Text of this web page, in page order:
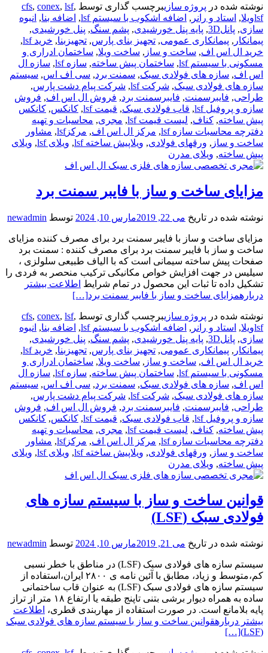
نوشته شده در پروژه سازیبرچسب گذاری توسط cfs, conex, lsf,
lsfویلا
, استاد و رانر , اضافه اشکوب با سیستم lsf , اضافه بنا, انبوه
سازی, پانل3D , پایه پنل خورشیدی, پشم سنگ, پنل خورشیدی,
پیمانکار , پیمانکاری عمومی, تجهیز بنای پارس, تجهیزبنا, خرید lsf
,
خرید ال اس اف, ساخت و ساز , ساخت ویلا, ساختمان ادراری و
مسکونی با سیستم lsf
, ساختمان پیش ساخته, سازه lsf , سازه ال
اس اف, سازه های فولادی سبک, سمنت برد, سی اف اس, سیستم
سازه های فولادی سبک, شرکت lsf , شرکت پیام دشت پارس,
طراحی, فایبرسمنت, فایبرسمنت برد, فروش ال اس اف, فروش
سازه و پروفیل lsf
, قاب فولادی سبک, قیمت lsf , کانکس, کانکس
پیش ساخته, کناف, لیست قیمت lsf , مجری, محاسبات و تهیه
دفترچه محاسبات سازه lsf
, مرکز ال اس اف, مرکزlsf , مشاور
ساخت و ساز , ورقهای فولادی, ویلاپیش ساخته lsf , ویلای lsf , ویلای
پیش ساخته, ویلای مدرن
مزایای ساخت و ساز با فایبر سمنت برد
نوشته شده در تاریخ می 22, 2019 مارس 10, 2024 توسط newadmin
مزایای ساخت و ساز با فایبر سمنت برد برای مصرف کننده مزایای
ساخت و ساز با فایبر سمنت برد برای مصرف کننده : سمنت برد
صفحات پیش ساخته سیمانی است که با الیاف طبیعی سلولزی ،
سیلیس در جهت افزایش خواص مکانیکی ترکیب منحصر به فردی را
تشکیل داده تا ثبات این محصول در تمام شرایط اطلاعت بیشتر
دربارهمزایای ساخت و ساز با فایبر سمنت برد[…]
نوشته شده در پروژه سازیبرچسب گذاری توسط cfs, conex, lsf,
lsfویلا
, استاد و رانر , اضافه اشکوب با سیستم lsf , اضافه بنا, انبوه
سازی, پانل3D , پایه پنل خورشیدی, پشم سنگ, پنل خورشیدی,
پیمانکار , پیمانکاری عمومی, تجهیز بنای پارس, تجهیزبنا, خرید lsf
,
خرید ال اس اف, ساخت و ساز , ساخت ویلا, ساختمان ادراری و
مسکونی با سیستم lsf
, ساختمان پیش ساخته, سازه lsf , سازه ال
اس اف, سازه های فولادی سبک, سمنت برد, سی اف اس, سیستم
سازه های فولادی سبک, شرکت lsf , شرکت پیام دشت پارس,
طراحی, فایبرسمنت, فایبرسمنت برد, فروش ال اس اف, فروش
سازه و پروفیل lsf
, قاب فولادی سبک, قیمت lsf , کانکس, کانکس
پیش ساخته, کناف, لیست قیمت lsf , مجری, محاسبات و تهیه
دفترچه محاسبات سازه lsf
, مرکز ال اس اف, مرکزlsf , مشاور
ساخت و ساز , ورقهای فولادی, ویلاپیش ساخته lsf , ویلای lsf , ویلای
پیش ساخته, ویلای مدرن
قوانین ساخت و ساز با سیستم سازه های
فولادی سبک (LSF)
نوشته شده در تاریخ می 21, 2019 مارس 10, 2024 توسط newadmin
سیستم سازه های فولادی سبک (LSF) در مناطق با خطر نسبی
کم،متوسط و زیاد، مطابق با آئین نامه ی ۲۸۰۰ ایران،استفاده از
سیستم سازه های فولادی سبک (LSF) به عنوان قاب ساختمانی
ساده به همراه دیوار برشی بتنی تاپنج طبقه یا ارتفاع ۱۸ متر از تراز
پایه بلامانع است. در صورت استفاده از مهاربندی قطری، اطلاعت
بیشتر دربارهقوانین ساخت و ساز با سیستم سازه های فولادی سبک
(LSF)
[…]